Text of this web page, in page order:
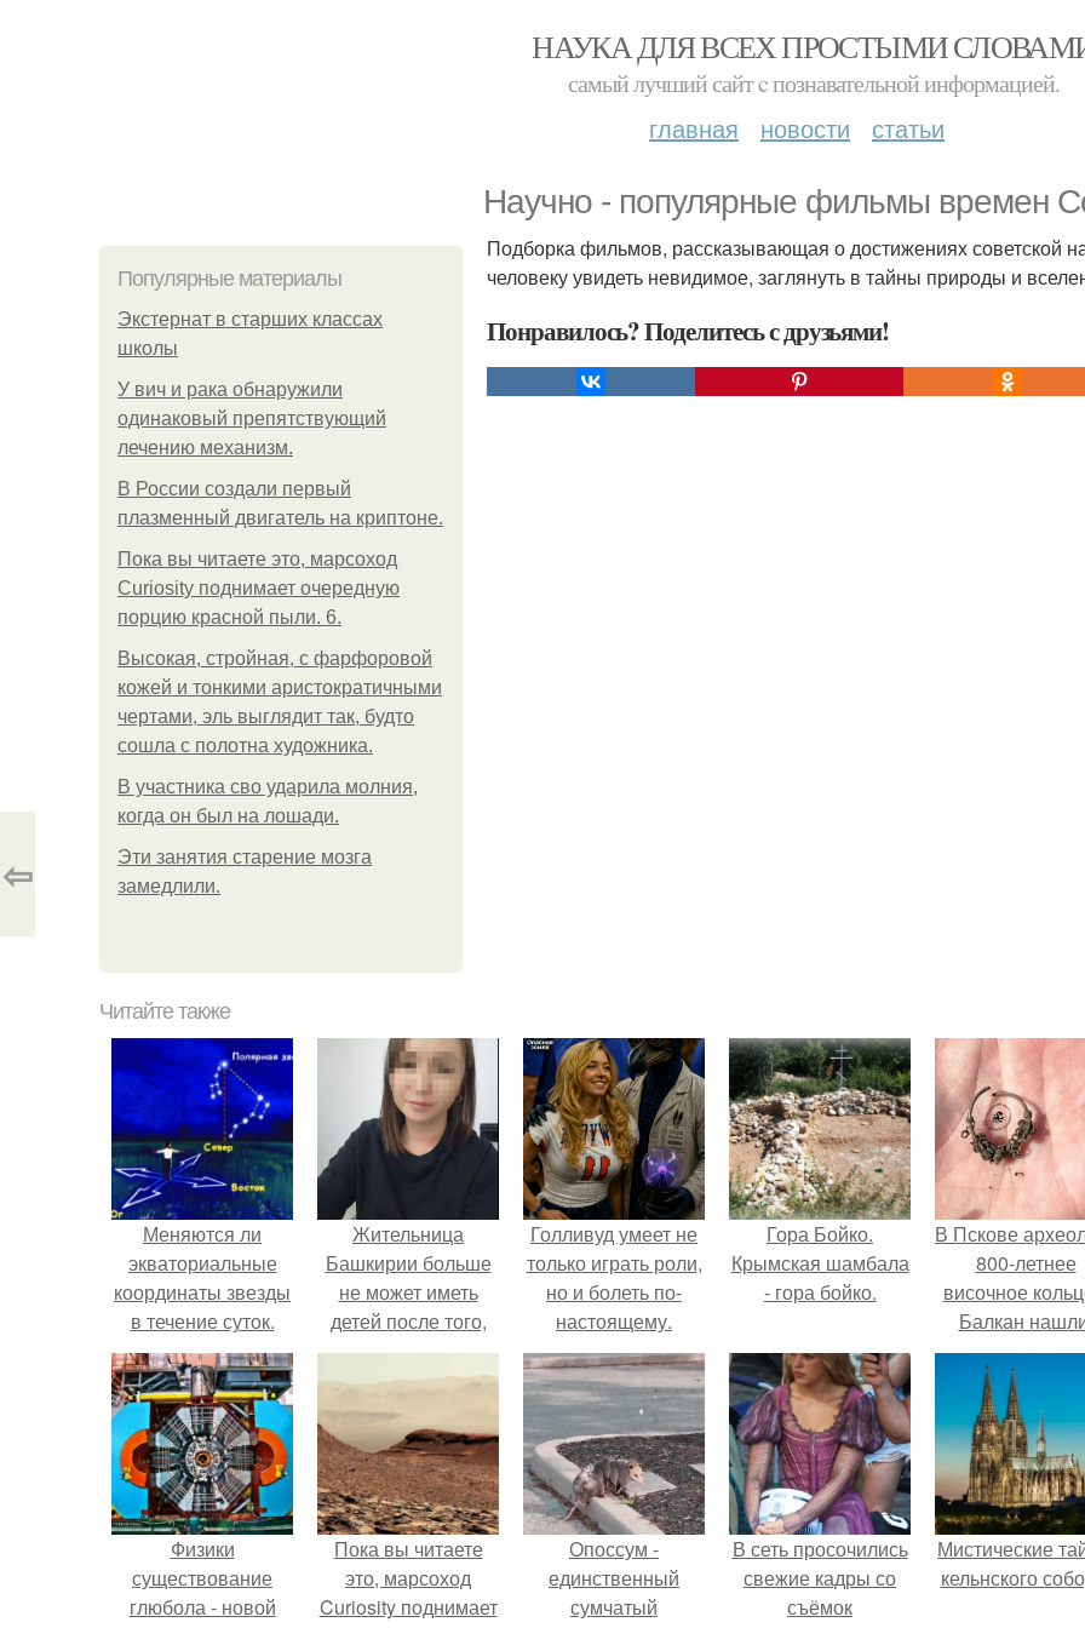
НАУКА ДЛЯ ВСЕХ ПРОСТЫМИ
самый лучший сайт c познавательной информацией.
главная новости статьи
Научно - популярные фильмы времен
Популярные материалы
Экстернат в старших классах
школы
У вич и рака обнаружили
одинаковый препятствующий
лечению механизм.
В России создали первый
плазменный двигатель на криптоне.
Пока вы читаете это, марсоход
Curiosity поднимает очередную
порцию красной пыли. 6.
Высокая, стройная, с фарфоровой
кожей и тонкими аристократичными
чертами, эль выглядит так, будто
сошла с полотна художника.
В участника сво ударила молния,
когда он был на лошади.
Эти занятия старение мозга
замедлили.
Подборка фильмов, рассказывающая о достижениях советской
человеку увидеть невидимое, заглянуть в тайны природы и
Понравилось? Поделитесь с друзьями!
⇦
Читайте также
Меняются ли
экваториальные
координаты звезды
в течение суток.
Определение
географических
координат по
звездам.
Жительница
Башкирии больше
не может иметь
детей после того,
как медики сделали
ей аборт на шестом
месяце
беременности и
оставили в матке
плаценту.
Голливуд умеет не
только играть роли,
но и болеть по-
настоящему.
Гора Бойко.
Крымская шамбала
- гора бойко.
В Пскове
800-летнее
височное
Балкан
Физики
существование
глюбола - новой
Пока вы читаете
это, марсоход
Curiosity поднимает
Опоссум -
единственный
сумчатый
В сеть просочились
свежие кадры со
съёмок
Мистические
кельнского